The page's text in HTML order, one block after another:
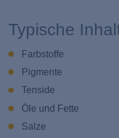
Typische
Farbstoffe
Pigmente
Tenside
Öle und Fette
Salze